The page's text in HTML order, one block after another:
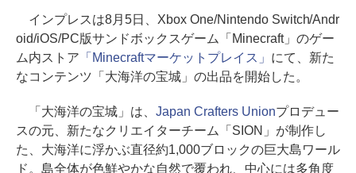
インプレスは8月5日、Xbox One/Nintendo Switch/Andr
oid/iOS/PC版サンドボックスゲーム「Minecraft」のゲー
ム内ストア 「Minecraftマーケットプレイス」 にて、新た
なコンテンツ「大海洋の宝城」の出品を開始した。
「大海洋の宝城」は、 Japan Crafters Unionプロデュー
スの元、新たなクリエイターチーム「SION」が制作し
た、大海洋に浮かぶ直径約1,000ブロックの巨大島ワール
ド。島全体が色鮮やかな自然で覆われ、中心には多角度